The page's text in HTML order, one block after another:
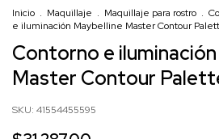
Inicio . Maquillaje . Maquillaje para rostro .
e iluminación Maybelline Master Contour
Contorno e
Master Contour
SKU: 41554455595